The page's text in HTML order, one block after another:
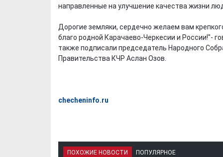
направленные на улучшение качества жизни
Дорогие земляки, сердечно желаем вам
благо родной Карачаево-Черкесии и России!"-
также подписали председатель Народного
Правительства КЧР Аслан Озов.
checheninfo.ru
ПОХОЖИЕ НОВОСТИ ПОПУЛЯРНОЕ